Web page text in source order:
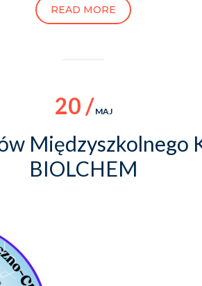
READ MORE
20 / MAJ
Międzyszkolnego
BIOLCHEM